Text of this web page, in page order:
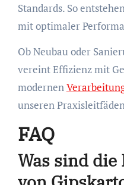
Standards. So
mit optimaler
Ob Neubau oder
vereint Effizienz mit
modernen
unseren
FAQ
Was sind